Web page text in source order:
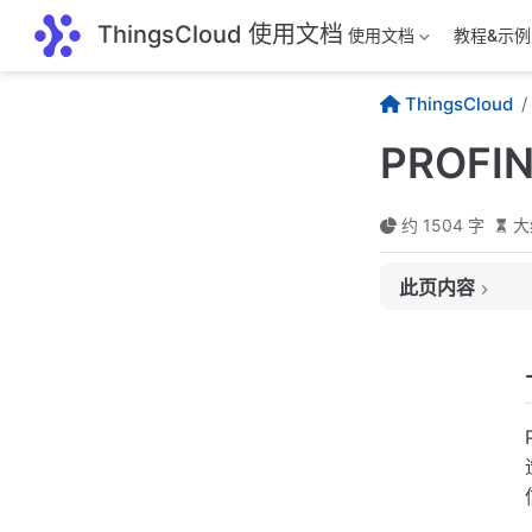
跳至主要內容ThingsCloud 使用文档 使用文档 教程&示例
ThingsCloud
约 1504 字
此页内容